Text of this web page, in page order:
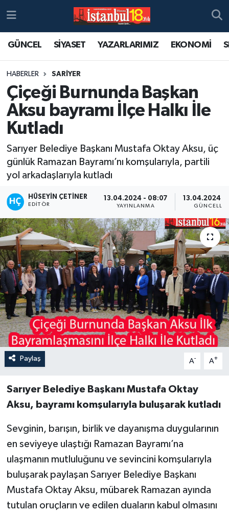
GÜNCEL SİYASET YAZARLARIMIZ EKONOMİ
HABERLER SARİYER
Çiçeği Burnunda Başkan
Aksu bayramı İlçe Halkı İle
Kutladı
Sarıyer Belediye Başkanı Mustafa Oktay Aksu, üç
günlük Ramazan Bayramı’nı komşularıyla, partili
yol arkadaşlarıyla kutladı
HÜSEYIN ÇETINER
EDITÖR
13.04.2024 - 08:07
YAYINLANMA
13.04.2024 -
Paylaş A- A+
Sarıyer Belediye Başkanı Mustafa Oktay
Aksu, bayramı komşularıyla buluşarak kutladı
Sevginin, barışın, birlik ve dayanışma duygularının
en seviyeye ulaştığı Ramazan Bayramı’na
ulaşmanın mutluluğunu ve sevincini komşularıyla
buluşarak paylaşan Sarıyer Belediye Başkanı
Mustafa Oktay Aksu, mübarek Ramazan ayında
tutulan oruçların ve edilen duaların kabul olmasını